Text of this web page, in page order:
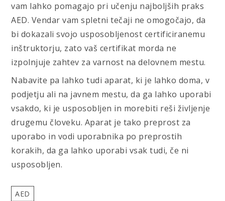
vam lahko pomagajo pri učenju najboljših praks
AED. Vendar vam spletni tečaji ne omogočajo, da
bi dokazali svojo usposobljenost certificiranemu
inštruktorju, zato vaš certifikat morda ne
izpolnjuje zahtev za varnost na delovnem mestu.
Nabavite pa lahko tudi aparat, ki je lahko doma, v
podjetju ali na javnem mestu, da ga lahko uporabi
vsakdo, ki je usposobljen in morebiti reši življenje
drugemu človeku. Aparat je tako preprost za
uporabo in vodi uporabnika po preprostih
korakih, da ga lahko uporabi vsak tudi, če ni
usposobljen.
AED